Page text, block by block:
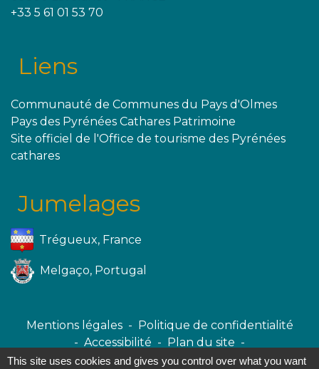
+33 5 61 01 53 70
Liens
Communauté de Communes du Pays d'Olmes
Pays des Pyrénées Cathares Patrimoine
Site officiel de l'Office de tourisme des Pyrénées
cathares
Jumelages
Trégueux, France
Melgaço, Portugal
Mentions légales - Politique de confidentialité
- Accessibilité - Plan du site -
Gestion des cookies
This site uses cookies and gives you control over what you want